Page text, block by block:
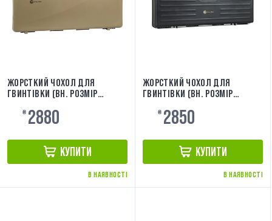
ЖОРСТКИЙ ЧОХОЛ ДЛЯ
ГВИНТІВКИ (ВН. РОЗМІР
EA0501RCT
₴ 2880
КУПИТИ
В НАЯВНОСТІ
ЖОРСТКИЙ ЧОХОЛ ДЛЯ
ГВИНТІВКИ (ВН. РОЗМІР
₴ 2850
КУПИТИ
В НАЯВНОСТІ